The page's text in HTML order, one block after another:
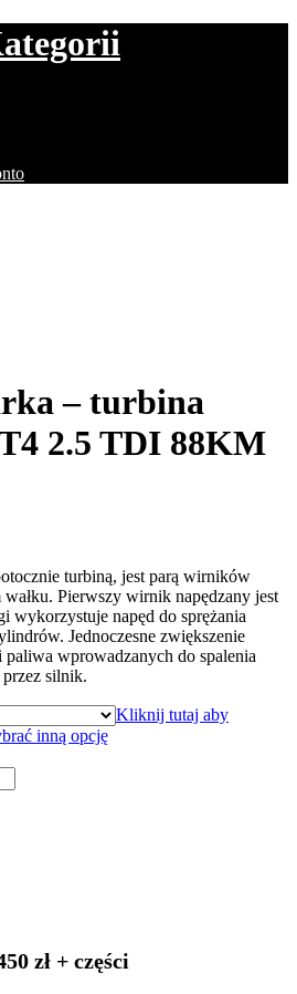
– turbina
2.5 TDI 88KM
turbiną, jest parą wirników
Pierwszy wirnik napędzany jest
wykorzystuje napęd do sprężania
Jednoczesne zwiększenie
wprowadzanych do spalenia
silnik.
Kliknij tutaj aby
inną opcję
zł + części